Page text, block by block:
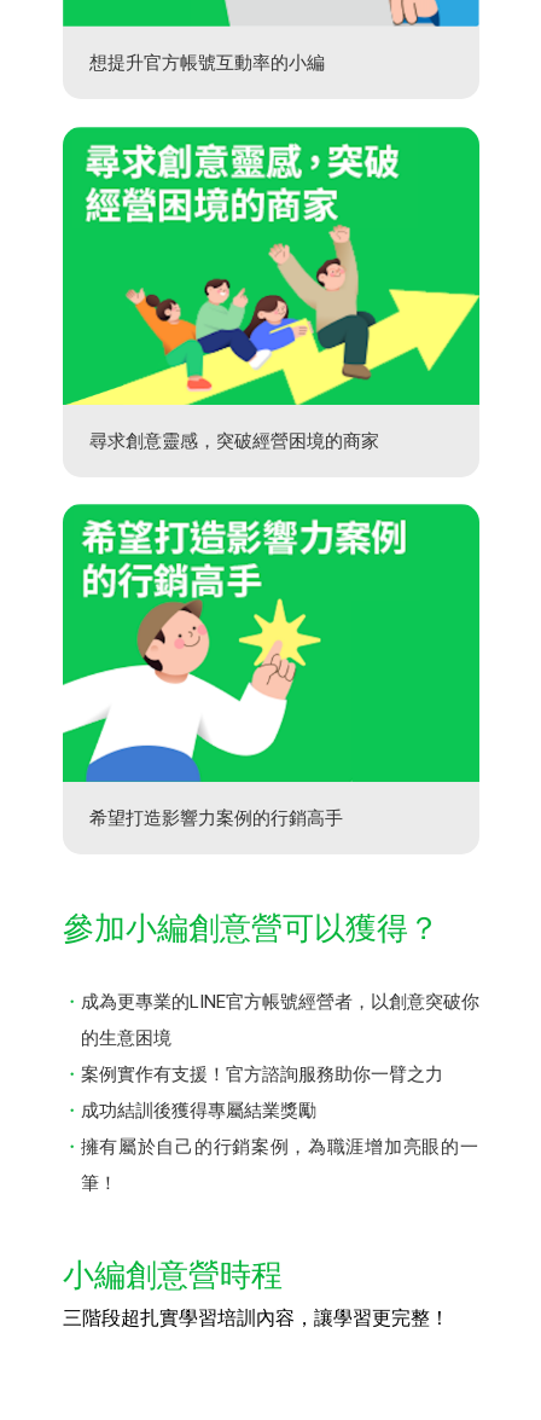
想提升官方帳號互動率的小編
尋求創意靈感，突破經營困境的商家
希望打造影響力案例的行銷高手
參加小編創意營可以獲得？
成為更專業的LINE官方帳號經營者，以創意突破你
的生意困境
案例實作有支援！官方諮詢服務助你一臂之力
成功結訓後獲得專屬結業獎勵
擁有屬於自己的行銷案例，為職涯增加亮眼的一
筆！
小編創意營時程
三階段超扎實學習培訓內容，讓學習更完整！